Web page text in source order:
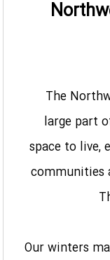
The
large part
space to live,
communities
Our winters